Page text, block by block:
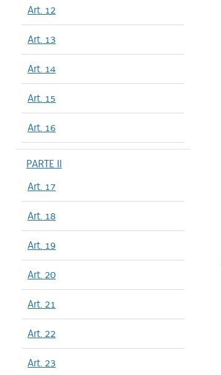
Art. 12
Art. 13
Art. 14
Art. 15
Art. 16
PARTE II
Art. 17
Art. 18
Art. 19
Art. 20
Art. 21
Art. 22
Art. 23